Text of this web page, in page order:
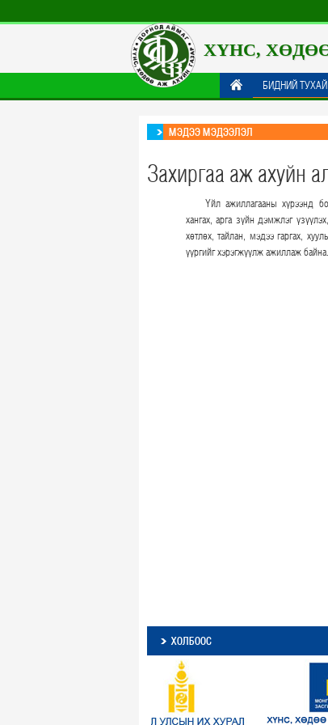
ХҮНС,
БИДНИЙ ТУХАЙ
МЭДЭЭ МЭДЭЭЛЭЛ
Захиргаа аж ахуйн
Үйл ажиллагааны хүрээнд
хангах, арга зүйн дэмжлэг
хөтлөх, тайлан, мэдээ гаргах,
үүргийг хэрэгжүүлж ажиллаж байна.
ХОЛБООС